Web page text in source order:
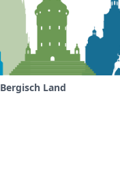
Bergisch Land